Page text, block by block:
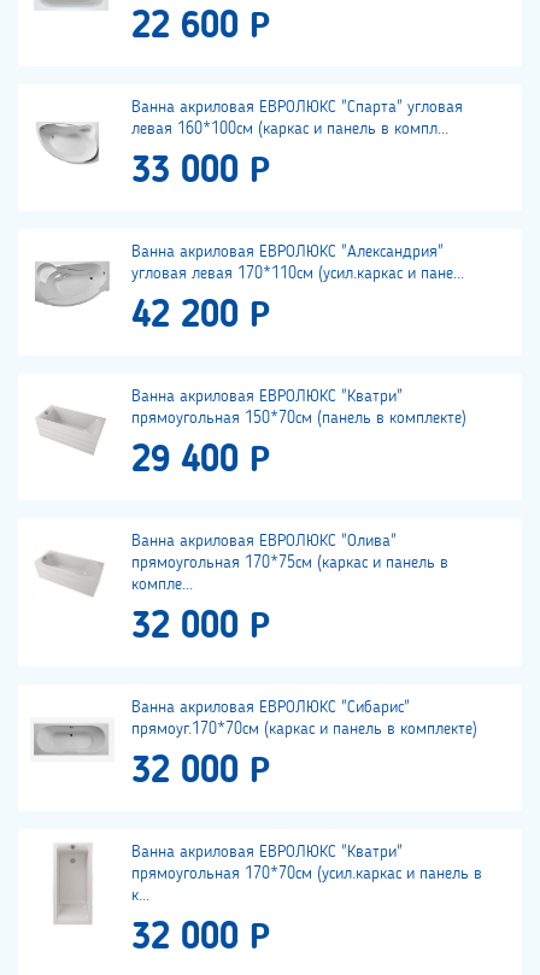
22 600 Р
Ванна акриловая ЕВРОЛЮКС "Спарта" угловая
левая 160*100см (каркас и панель в компл...
33 000 Р
Ванна акриловая ЕВРОЛЮКС "Александрия"
угловая левая 170*110см (усил.каркас и пане...
42 200 Р
Ванна акриловая ЕВРОЛЮКС "Кватри"
прямоугольная 150*70см (панель в комплекте)
29 400 Р
Ванна акриловая ЕВРОЛЮКС "Олива"
прямоугольная 170*75см (каркас и панель в
компле...
32 000 Р
Ванна акриловая ЕВРОЛЮКС "Сибарис"
прямоуг.170*70см (каркас и панель в комплекте)
32 000 Р
Ванна акриловая ЕВРОЛЮКС "Кватри"
прямоугольная 170*70см (усил.каркас и панель в
к...
32 000 Р